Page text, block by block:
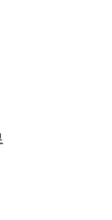
涯方向，如果
）